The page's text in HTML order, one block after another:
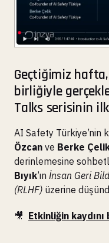
Geçtiğimiz hafta,
birliğiyle
Talksserisinin
AI Safety Türkiye’nin
Özcan ve Berke
derinlemesine
Bıyık’ın İnsan Geri
(RLHF) üzerine
🎥 Etkinliğin